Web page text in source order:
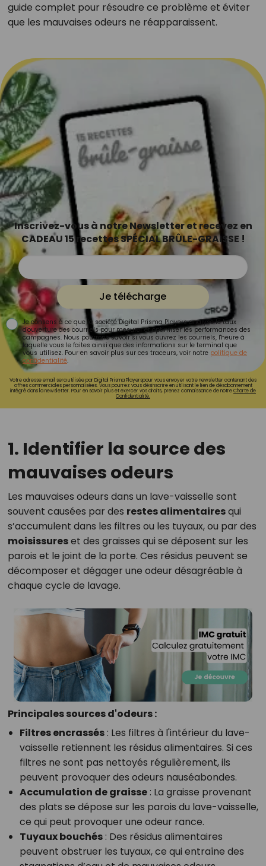
guide complet pour résoudre ce problème et éviter
que les mauvaises odeurs ne réapparaissent.
Inscrivez-vous à notre Newsletter et recevez en
CADEAU 15 recettes SPÉCIAL BRÛLE-GRAISSE !
Je télécharge
Je consens à ce que la société Digital Prisma Players analyse le taux
d'ouverture des courriels pour mesurer et optimiser les performances des
campagnes. Nous pourrons savoir si vous ouvrez les courriels, l'heure à
laquelle vous le faites ainsi que des informations sur le terminal que
vous utilisez. Pour en savoir plus sur ces traceurs, voir notre politique de
confidentialité.
Votre adresse email sera utilisée par Digital Prisma Playerspour vous envoyer votre newsletter contenant des
offres commerciales personnalisées. Vous pourrez vous désinscrire en utilisant le lien de désabonnement
intégré dans la newsletter. Pour en savoir plus et exercer vos droits, prenez connaissance de notreCharte de
Confidentialité.
1. Identifier la source des
mauvaises odeurs
Les mauvaises odeurs dans un lave-vaisselle sont
souvent causées par des restes alimentairesqui
s’accumulent dans les filtres ou les tuyaux, ou par des
moisissureset des graisses qui se déposent sur les
parois et le joint de la porte. Ces résidus peuvent se
décomposer et dégager une odeur désagréable à
chaque cycle de lavage.
Principales sources d'odeurs :
Filtres encrassés: Les filtres à l'intérieur du lave-
vaisselle retiennent les résidus alimentaires. Si ces
filtres ne sont pas nettoyés régulièrement, ils
peuvent provoquer des odeurs nauséabondes.
Accumulation de graisse: La graisse provenant
des plats se dépose sur les parois du lave-vaisselle,
ce qui peut provoquer une odeur rance.
Tuyaux bouchés: Des résidus alimentaires
peuvent obstruer les tuyaux, ce qui entraîne des